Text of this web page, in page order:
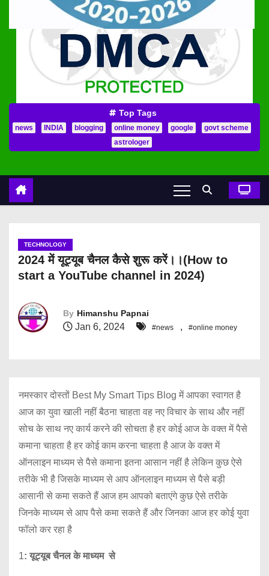
Top Tags
news INDIA blogging online money google
govt scheme
astrologer
TECHNOLOGY
2024 में यूट्यूब चैनल कैसे शुरू करें।।(How to
start a YouTube channel in 2024)
By Himanshu Papnai
Jan 6, 2024 #news , #online money
नमस्कार दोस्तों Best My Smart Tips Blog में आपका स्वागत है
आज का युवा खाली नहीं बैठना चाहता वह नए विचार के साथ और नहीं
सोच के साथ नए कार्य करने की सोचता है हर कोई आज के वक्त में पैसे
कमाना चाहता है हर कोई काम करना चाहता है आज के वक्त में
ऑनलाइन माध्यम से पैसे कमाना इतना आसान नहीं है लेकिन कुछ ऐसे
तरीके भी है जिसके माध्यम से आप ऑनलाइन माध्यम से पैसे बड़ी
आसानी से कमा सकते हैं आज हम आपको बताएंगे कुछ ऐसे तरीके
जिनके माध्यम से आप पैसे कमा सकते हैं और जिनका आज हर कोई युवा
फॉलो कर रहा है
1: यूट्यूब चैनल के माध्यम से